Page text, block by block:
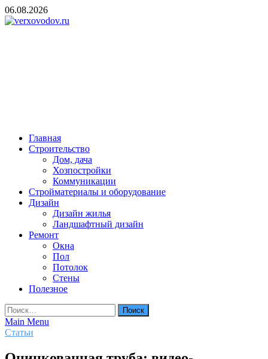
Skip
to
06.08.2026
Главная
Строительство
Дом, дача
Хозпостройки
Коммуникации
Стройматериалы и оборудование
Дизайн
Дизайн жилья
Ландшафтный дизайн
Ремонт
Окна
Пол
Потолок
Стены
Полезное
Найти:
Main Menu
Статьи